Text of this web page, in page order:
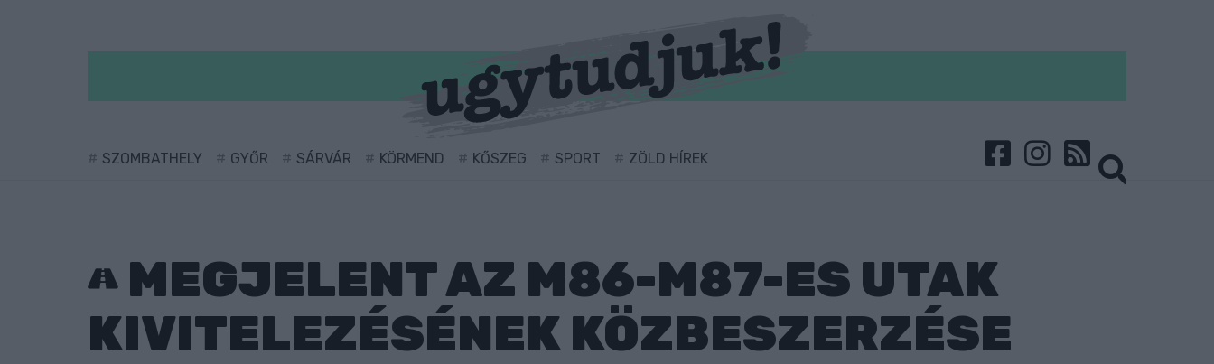
SZOMBATHELY GYŐR SÁRVÁR KÖRMEND KŐSZEG SPORT ZÖLD HÍREK
MEGJELENT AZ M86-M87-ES UTAK
KIVITELEZÉSÉNEK KÖZBESZERZÉSE